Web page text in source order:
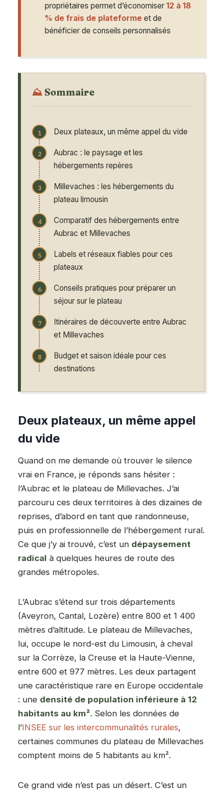
propriétaires permet d’économiser 12 à 18
% de frais de plateforme et de
bénéficier de conseils personnalisés
Sommaire
Deux plateaux, un même appel du vide
Aubrac : le paysage et les
hébergements repères
Millevaches : les hébergements du
plateau limousin
Comparatif des hébergements entre
Aubrac et Millevaches
Labels et réseaux fiables pour ces
plateaux
Conseils pratiques pour préparer un
séjour sur le plateau
Itinéraires de découverte entre Aubrac
et Millevaches
Budget et saison idéale pour ces
destinations
Deux plateaux, un même appel
du vide
Quand on me demande où trouver le silence
vrai en France, je réponds sans hésiter :
l’Aubrac et le plateau de Millevaches. J’ai
parcouru ces deux territoires à des dizaines de
reprises, d’abord en tant que randonneuse,
puis en professionnelle de l’hébergement rural.
Ce que j’y ai trouvé, c’est un dépaysement
radical à quelques heures de route des
grandes métropoles.
L’Aubrac s’étend sur trois départements
(Aveyron, Cantal, Lozère) entre 800 et 1 400
mètres d’altitude. Le plateau de Millevaches,
lui, occupe le nord-est du Limousin, à cheval
sur la Corrèze, la Creuse et la Haute-Vienne,
entre 600 et 977 mètres. Les deux partagent
une caractéristique rare en Europe occidentale
: une densité de population inférieure à 12
habitants au km². Selon les données de
l’INSEE sur les intercommunalités rurales,
certaines communes du plateau de Millevaches
comptent moins de 5 habitants au km².
Ce grand vide n’est pas un désert. C’est un